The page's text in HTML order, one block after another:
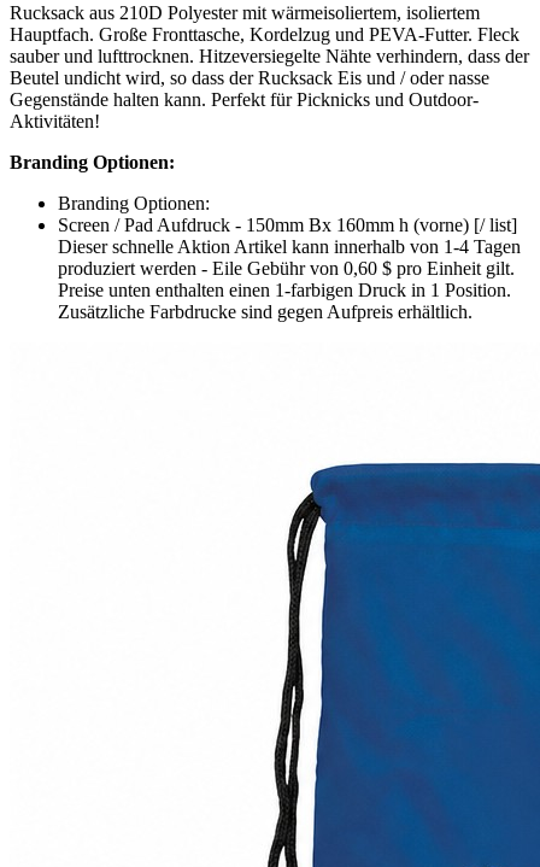
Rucksack aus 210D Polyester mit wärmeisoliertem, isoliertem
Hauptfach. Große Fronttasche, Kordelzug und PEVA-Futter. Fleck
sauber und lufttrocknen. Hitzeversiegelte Nähte verhindern, dass der
Beutel undicht wird, so dass der Rucksack Eis und / oder nasse
Gegenstände halten kann. Perfekt für Picknicks und Outdoor-
Aktivitäten!
Branding Optionen:
Branding Optionen:
Screen / Pad Aufdruck - 150mm Bx 160mm h (vorne) [/ list]
Dieser schnelle Aktion Artikel kann innerhalb von 1-4 Tagen
produziert werden - Eile Gebühr von 0,60 $ pro Einheit gilt.
Preise unten enthalten einen 1-farbigen Druck in 1 Position.
Zusätzliche Farbdrucke sind gegen Aufpreis erhältlich.